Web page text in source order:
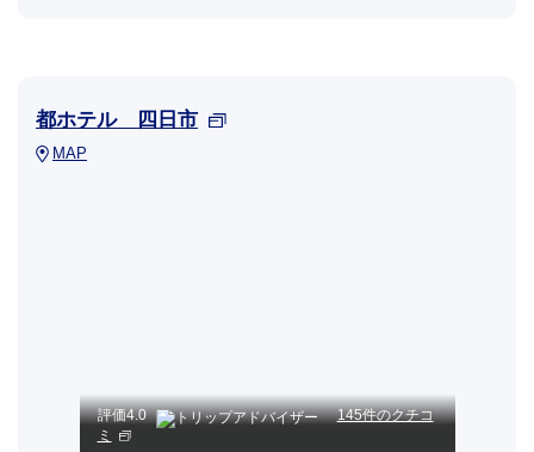
都ホテル 四日市
MAP
評価4.0
145件のクチコ
ミ